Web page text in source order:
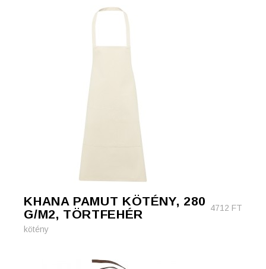
KHANA PAMUT KÖTÉNY, 280
G/M2, TÖRTFEHÉR
4712 FT
kötény